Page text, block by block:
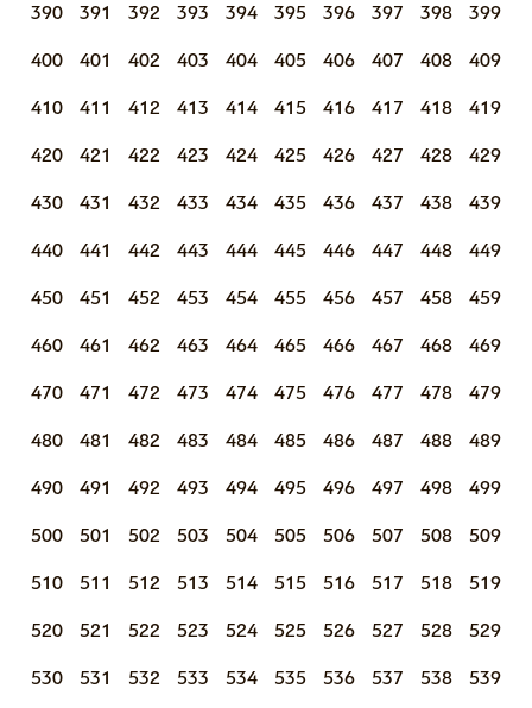
390 391 392 393 394 395 396 397 398 399
400 401 402 403 404 405 406 407 408 409
410 411 412 413 414 415 416 417 418 419
420 421 422 423 424 425 426 427 428 429
430 431 432 433 434 435 436 437 438 439
440 441 442 443 444 445 446 447 448 449
450 451 452 453 454 455 456 457 458 459
460 461 462 463 464 465 466 467 468 469
470 471 472 473 474 475 476 477 478 479
480 481 482 483 484 485 486 487 488 489
490 491 492 493 494 495 496 497 498 499
500 501 502 503 504 505 506 507 508 509
510 511 512 513 514 515 516 517 518 519
520 521 522 523 524 525 526 527 528 529
530 531 532 533 534 535 536 537 538 539